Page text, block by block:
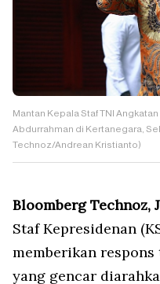
Mantan Kepala Staf TNI
Abdurrahman di Kertanegara,
Technoz/Andrean Kristianto)
Bloomberg Technoz,
Staf Kepresidenan
memberikan
yang gencar